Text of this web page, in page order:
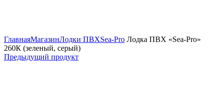
ГлавнаяМагазинЛодки ПВХSea-Pro Лодка ПВХ «Sea-Pro»
260К (зеленый, серый)
Предыдущий продукт